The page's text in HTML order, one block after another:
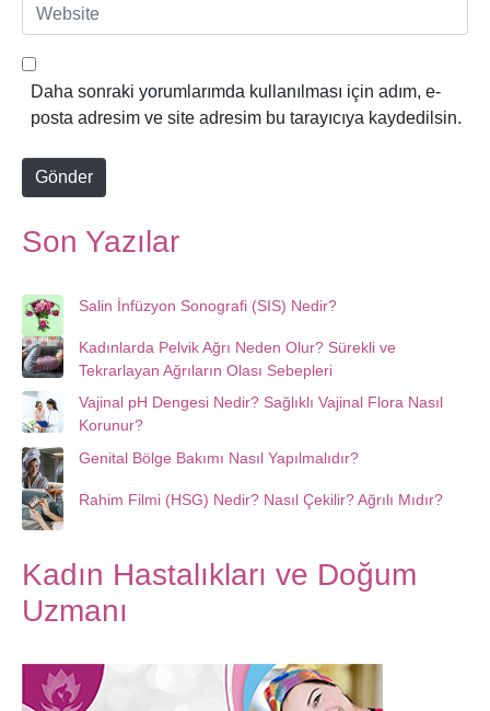
t
W
e
b
e
Daha sonraki yorumlarımda kullanılması için adım, e-
posta adresim ve site adresim bu tarayıcıya kaydedilsin.
Gönder
Son Yazılar
Salin İnfüzyon Sonografi (SIS) Nedir?
Kadınlarda Pelvik Ağrı Neden Olur? Sürekli ve
Tekrarlayan Ağrıların Olası Sebepleri
Vajinal pH Dengesi Nedir? Sağlıklı Vajinal Flora Nasıl
Korunur?
Genital Bölge Bakımı Nasıl Yapılmalıdır?
Rahim Filmi (HSG) Nedir? Nasıl Çekilir? Ağrılı Mıdır?
Kadın Hastalıkları ve Doğum
Uzmanı